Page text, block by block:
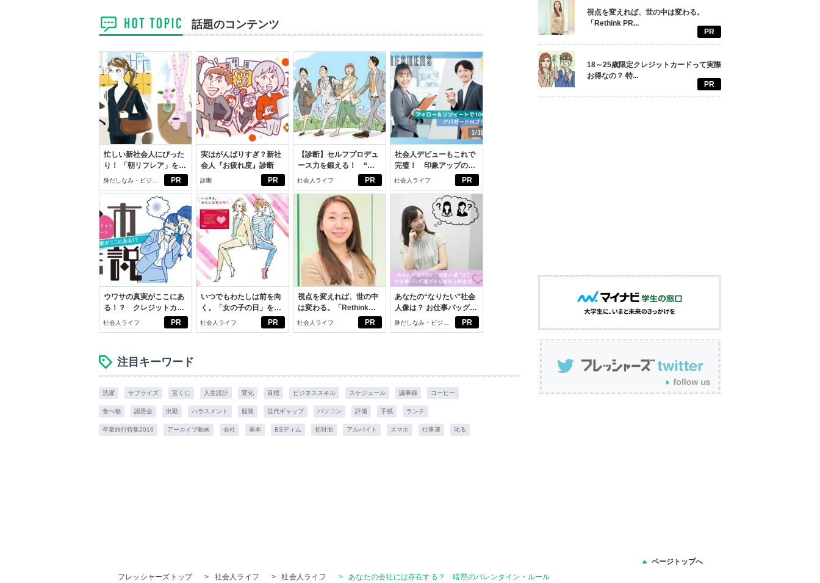
話題のコンテンツ
PR
忙しい新社会人にぴった
り！ 「朝リフレア」をは
じめよう。しっかりニオ
イケアして24時間快適。
身だしなみ・ビジネ
スアイテム
PR
実はがんばりすぎ？新社
会人『お疲れ度』診断
診断 PR
【診断】セルフプロデュ
ース力を鍛える！ “ジ
ブン観”診断
社会人ライフ PR
社会人デビューもこれで
完璧！ 印象アップのセ
ルフプロデュース術
社会人ライフ
PR
ウワサの真実がここにあ
る！？ クレジットカー
ドの都市伝説
社会人ライフ PR
いつでもわたしは前を向
く。「女の子の日」を前
向きに♪社会人エリ・大
社会人ライフ PR
視点を変えれば、世の中
は変わる。「Rethink
PROJECT」がつたえた
社会人ライフ PR
あなたの“なりたい”社会
人像は？ お仕事バッグ選
びから始める新生活
身だしなみ・ビジネ
スアイテム
注目キーワード
洗濯 サプライズ 宝くじ 人生設計 変化 目標 ビジネススキル スケジュール 議事録 コーヒー
食べ物 謝恩会 出勤 ハラスメント 服装 世代ギャップ パソコン 評価 手紙 ランチ
卒業旅行特集2016 アーカイブ動画 会社 基本 BSディム 初対面 アルバイト スマホ 仕事運 叱る
視点を変えれば、世の中は変わる。
「Rethink PR...
PR
18～25歳限定クレジットカードって実際
お得なの？ 特...
PR
ページトップへ
フレッシャーズトップ
> 社会人ライフ > 社会人ライフ > あなたの会社には存在する？ 暗黙のバレンタイン・ルール